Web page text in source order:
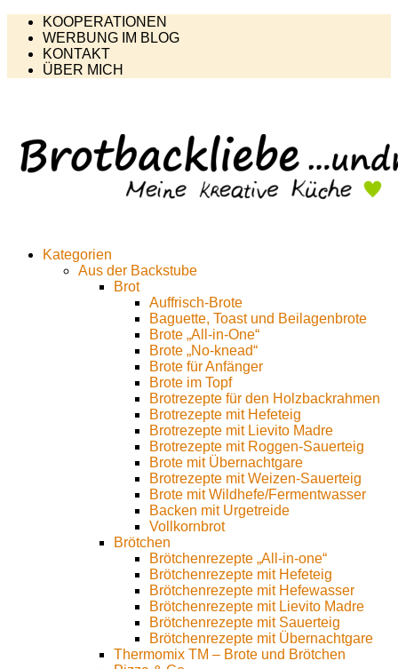
KOOPERATIONEN
WERBUNG IM BLOG
KONTAKT
ÜBER MICH
Kategorien
Aus der Backstube
Brot
Auffrisch-Brote
Baguette, Toast und Beilagenbrote
Brote „All-in-One“
Brote „No-knead“
Brote für Anfänger
Brote im Topf
Brotrezepte für den Holzbackrahmen
Brotrezepte mit Hefeteig
Brotrezepte mit Lievito Madre
Brotrezepte mit Roggen-Sauerteig
Brote mit Übernachtgare
Brotrezepte mit Weizen-Sauerteig
Brote mit Wildhefe/Fermentwasser
Backen mit Urgetreide
Vollkornbrot
Brötchen
Brötchenrezepte „All-in-one“
Brötchenrezepte mit Hefeteig
Brötchenrezepte mit Hefewasser
Brötchenrezepte mit Lievito Madre
Brötchenrezepte mit Sauerteig
Brötchenrezepte mit Übernachtgare
Thermomix TM – Brote und Brötchen